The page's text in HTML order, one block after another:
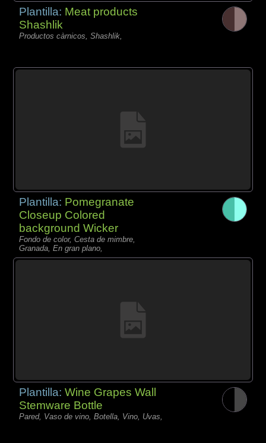
Plantilla: Meat products
Shashlik
Productos càrnicos, Shashlik,
Plantilla: Pomegranate
Closeup Colored
background Wicker
Fondo de color, Cesta de mimbre,
Granada, En gran plano,
Plantilla:Wine Grapes Wall
Stemware Bottle
Pared, Vaso de vino, Botella, Vino, Uvas,